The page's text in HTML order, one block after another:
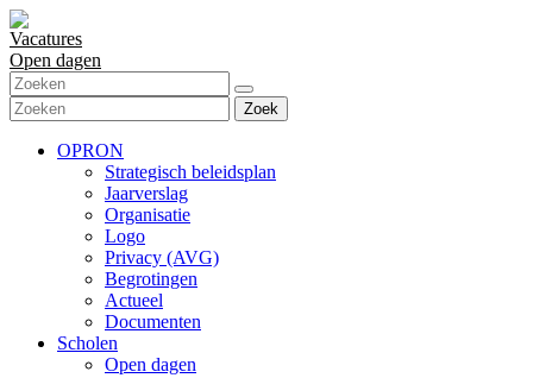
Vacatures
Open dagen
Zoek
OPRON
Strategisch beleidsplan
Jaarverslag
Organisatie
Logo
Privacy (AVG)
Begrotingen
Actueel
Documenten
Scholen
Open dagen